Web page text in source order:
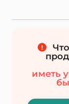
иметь